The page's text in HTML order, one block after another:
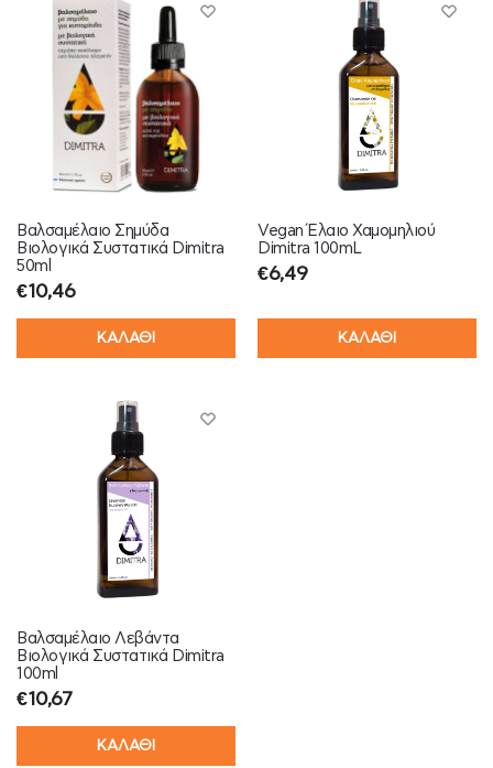
Βαλσαμέλαιο Σημύδα
Βιολογικά Συστατικά Dimitra
50ml
€10,46
ΚΑΛΑΘΙ
Vegan Έλαιο Χαμομηλιού
Dimitra 100mL
€6,49
ΚΑΛΑΘΙ
Βαλσαμέλαιο Λεβάντα
Βιολογικά Συστατικά Dimitra
100ml
€10,67
ΚΑΛΑΘΙ